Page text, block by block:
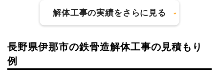
金額
養生費
102m² 950円
96,900円
植木・植栽撤去
1式
50,000円
解体工事の実績をさらに見る
長野県伊那市の鉄骨造解体工事の見積もり
例